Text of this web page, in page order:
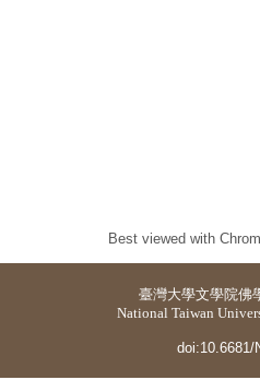
Best viewed with
臺灣大學文學院佛
National Taiwan
doi:10.6681/